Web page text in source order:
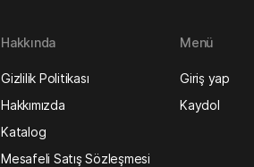
Hakkında
Gizlilik Politikası
Hakkımızda
Katalog
Mesafeli Satış Sözleşmesi
Menü
Giriş yap
Kaydol